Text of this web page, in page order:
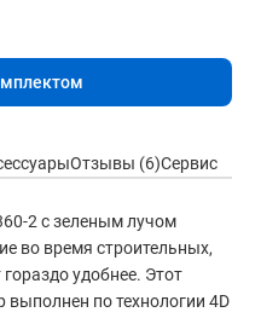
Отзывы (6)Сервис
2 с зеленым лучом
во время строительных,
удобнее. Этот
по технологии 4D